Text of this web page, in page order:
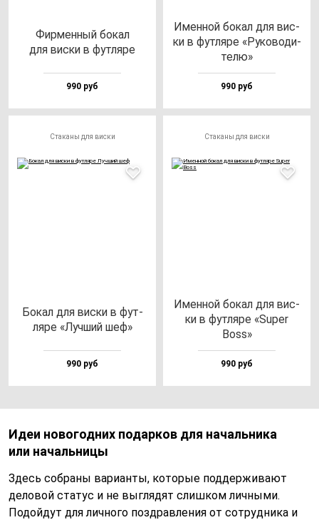
Фир­мен­ный бо­кал
для вис­ки в фут­ля­ре
990 руб
Имен­ной бо­кал для вис­
ки в фут­ля­ре «Руко­во­ди­
те­лю»
990 руб
Стаканы для виски
Бокал для вис­ки в фут­
ля­ре «Луч­ший шеф»
990 руб
Стаканы для виски
Имен­ной бо­кал для вис­
ки в фут­ля­ре «Super
Boss»
990 руб
Идеи новогодних подарков для начальника
или начальницы
Здесь собраны варианты, которые поддерживают
деловой статус и не выглядят слишком личными.
Подойдут для личного поздравления от сотрудника и